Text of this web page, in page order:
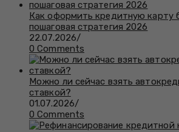
Как оформить кредитную карту
пошаговая стратегия 2026
22.07.2026/
0 Comments
Можно ли сейчас взять
ставкой?
01.07.2026/
0 Comments